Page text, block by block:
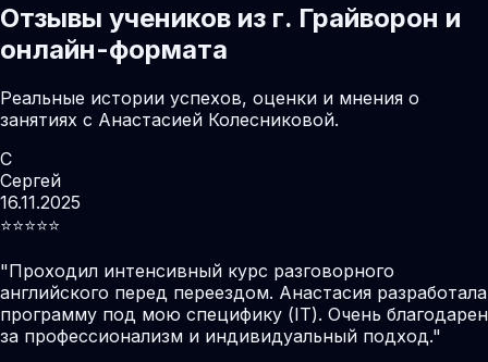
Отзывы учеников из г. Грайворон и
онлайн-формата
Реальные истории успехов, оценки и мнения о
занятиях с Анастасией Колесниковой.
С
Сергей
16.11.2025
⭐️⭐️⭐️⭐️⭐️
"Проходил интенсивный курс разговорного
английского перед переездом. Анастасия разработала
программу под мою специфику (IT). Очень благодарен
за профессионализм и индивидуальный подход."